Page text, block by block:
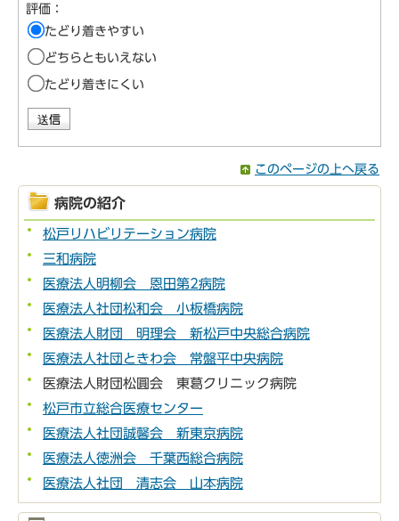
評価：
たどり着きやすい
どちらともいえない
たどり着きにくい
このページの上へ戻る
病院の紹介
松戸リハビリテーション病院
三和病院
医療法人明柳会 恩田第2病院
医療法人社団松和会 小板橋病院
医療法人財団 明理会 新松戸中央総合病院
医療法人社団ときわ会 常盤平中央病院
医療法人財団松圓会 東葛クリニック病院
松戸市立総合医療センター
医療法人社団誠馨会 新東京病院
医療法人徳洲会 千葉西総合病院
医療法人社団 清志会 山本病院